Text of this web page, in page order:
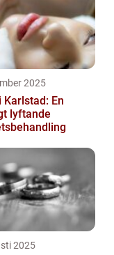
2025
Karlstad: En
lyftande
2025